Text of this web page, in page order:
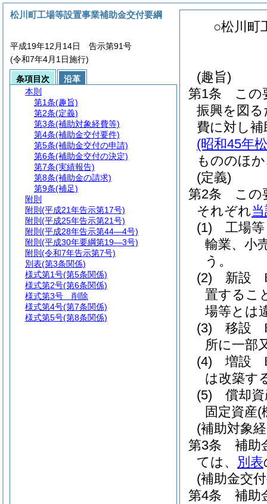
○松川町
(趣旨)
第1条
この
振興を図
費に対し
(昭和45年
もののほ
(定義)
第2条
この
それぞれ
(1)
工場
輸業、小
う。
(2)
新設
置するこ
場等とは
(3)
移設
所に一部
(4)
増設
は改築す
(5)
償却
固定資産(
(補助対象
第3条
補助
ては、 別表
(補助金交
第4条
補助
松川町工場等設置事業補助金交付要綱
平成19年12月14日 告示第91号
(令和7年4月1日施行)
条項目次
沿革
本則
第1条(趣旨)
第2条(定義)
第3条(補助対象経費等)
第4条(補助金交付要件)
第5条(補助金交付の申請)
第6条(補助金交付の決定)
第7条(実績報告)
第8条(補助金の請求)
第9条(補足)
附則
附則 (平成21年告示第17号)
附則 (平成25年告示第21号)
附則 (平成28年告示第44―4号)
附則 (平成30年要綱第19―3号)
附則 (令和7年告示第7号)
別表(第3条関係)
様式第1号(第5条関係)
様式第2号(第6条関係)
様式第3号 削除
様式第4号(第7条関係)
様式第5号(第8条関係)